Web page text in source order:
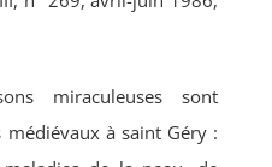
miraculeuses sont
à saint Géry :